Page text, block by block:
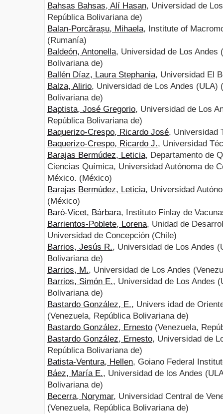
Bahsas Bahsas, Alí Hasan, Universidad de
República Bolivariana de)
Balan-Porcărașu, Mihaela, Institute of
(Rumanía)
Baldeón, Antonella, Universidad de Los Andes
Bolivariana de)
Ballén Díaz, Laura Stephania, Universidad El
Balza, Alirio, Universidad de Los Andes (ULA)
Bolivariana de)
Baptista, José Gregorio, Universidad de Los
República Bolivariana de)
Baquerizo-Crespo, Ricardo José, Universidad
Baquerizo-Crespo, Ricardo J., Universidad
Barajas Bermúdez, Leticia, Departamento de
Ciencias Química, Universidad Autónoma de
México. (México)
Barajas Bermúdez, Leticia, Universidad
(México)
Baró-Vicet, Bárbara, Instituto Finlay de
Barrientos-Poblete, Lorena, Unidad de
Universidad de Concepción (Chile)
Barrios, Jesús R., Universidad de Los Andes
Bolivariana de)
Barrios, M., Universidad de Los Andes
Barrios, Simón E., Universidad de Los Andes
Bolivariana de)
Bastardo González, E., Univers idad de
(Venezuela, República Bolivariana de)
Bastardo González, Ernesto (Venezuela,
Bastardo González, Ernesto, Universidad de
República Bolivariana de)
Batista-Ventura, Hellen, Goiano Federal
Báez, María E., Universidad de los Andes
Bolivariana de)
Becerra, Norymar, Universidad Central de
(Venezuela, República Bolivariana de)